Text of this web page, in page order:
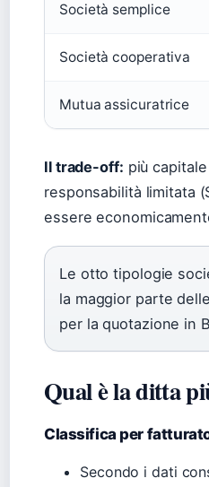
Società semplice
Società cooperativa
Mutua assicuratrice
Il trade-off: più
responsabilità limitata
essere
Le otto tipologie
la maggior parte
per la quotazione in
Qual è la ditta
Classifica per
Secondo i dati